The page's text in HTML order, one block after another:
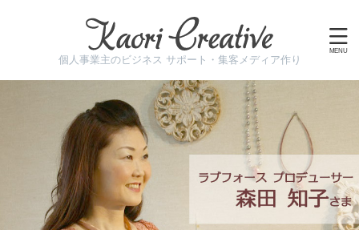
個人事業主のビジネス サポート・集客メディア作り